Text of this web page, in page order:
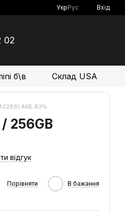
УкрРус Вхід
02
б\в Склад USA
АКБ 83%
/ 256GB
відгук
Порівняти В бажання